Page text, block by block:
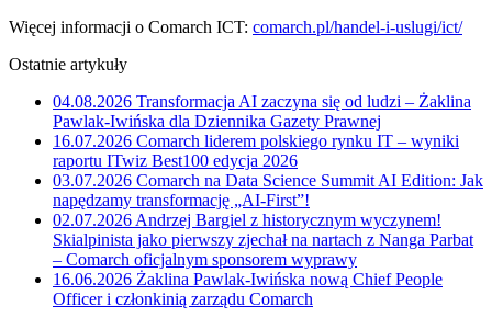
Więcej informacji o Comarch ICT: comarch.pl/handel-i-uslugi/ict/
Ostatnie artykuły
04.08.2026 Transformacja AI zaczyna się od ludzi – Żaklina
Pawlak-Iwińska dla Dziennika Gazety Prawnej
16.07.2026 Comarch liderem polskiego rynku IT – wyniki
raportu ITwiz Best100 edycja 2026
03.07.2026 Comarch na Data Science Summit AI Edition: Jak
napędzamy transformację „AI-First”!
02.07.2026 Andrzej Bargiel z historycznym wyczynem!
Skialpinista jako pierwszy zjechał na nartach z Nanga Parbat
– Comarch oficjalnym sponsorem wyprawy
16.06.2026 Żaklina Pawlak-Iwińska nową Chief People
Officer i członkinią zarządu Comarch